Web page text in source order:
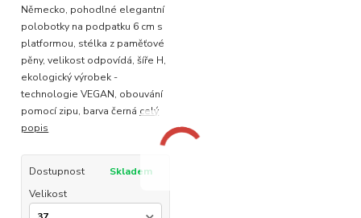
Německo, pohodlné elegantní
polobotky na podpatku 6 cm s
platformou, stélka z paměťové
pěny, velikost odpovídá, šíře H,
ekologický výrobek -
technologie VEGAN, obouvání
pomocí zipu, barva černá celý
popis
Dostupnost
Skladem
Velikost